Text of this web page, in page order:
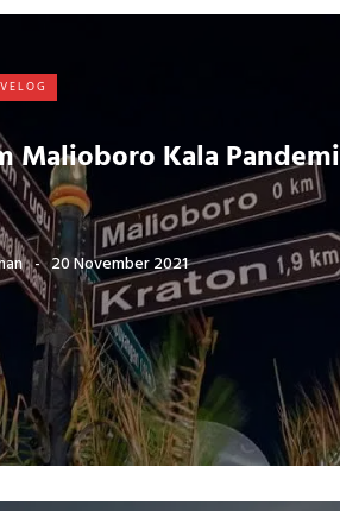
Malioboro Kala Pandemi
20 November 2021